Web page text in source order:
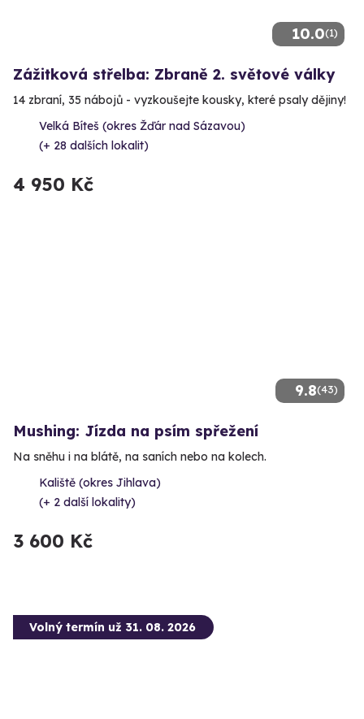
10.0(1)
Zážitková střelba: Zbraně 2. světové války
14 zbraní, 35 nábojů - vyzkoušejte kousky, které psaly dějiny!
Velká Bíteš (okres Žďár nad Sázavou)
(+ 28 dalších lokalit)
4 950 Kč
9.8(43)
Mushing: Jízda na psím spřežení
Na sněhu i na blátě, na saních nebo na kolech.
Kaliště (okres Jihlava)
(+ 2 další lokality)
3 600 Kč
Volný termín už 31. 08. 2026